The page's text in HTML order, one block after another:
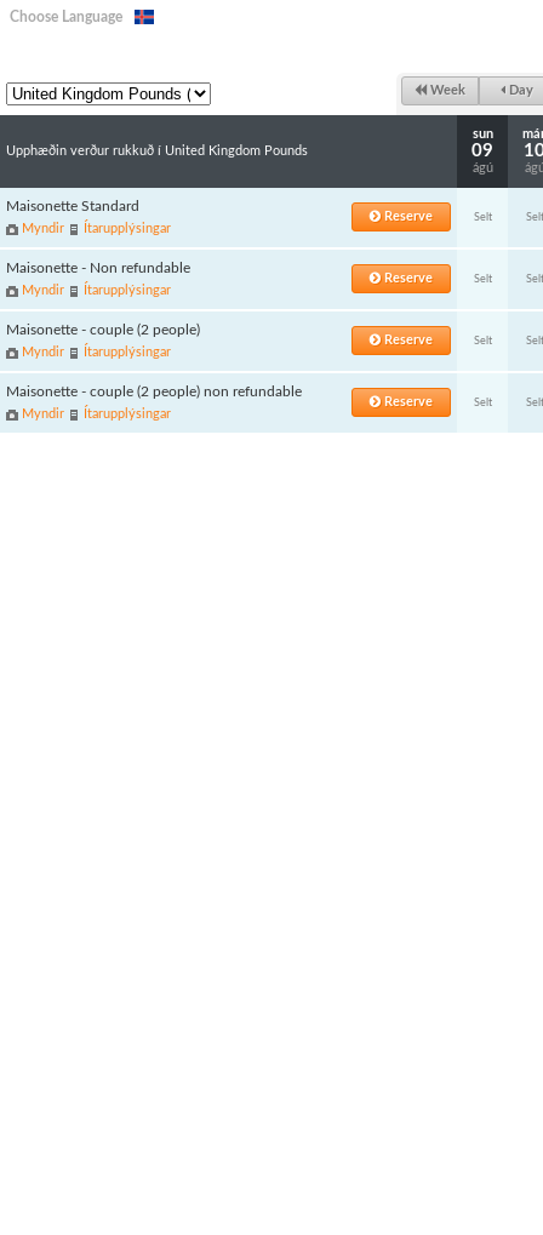
Choose Language
Week Day
Upphæðin verður rukkuð í United Kingdom Pounds
sun
09
ágú
Maisonette Standard
Myndir Ítarupplýsingar
Reserve Selt Selt
Maisonette - Non refundable
Myndir Ítarupplýsingar
Reserve Selt Selt
Maisonette - couple (2 people)
Myndir Ítarupplýsingar
Reserve Selt Selt
Maisonette - couple (2 people) non refundable
Myndir Ítarupplýsingar
Reserve Selt Selt